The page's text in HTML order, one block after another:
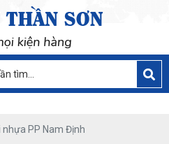
nhựa PP Nam Định